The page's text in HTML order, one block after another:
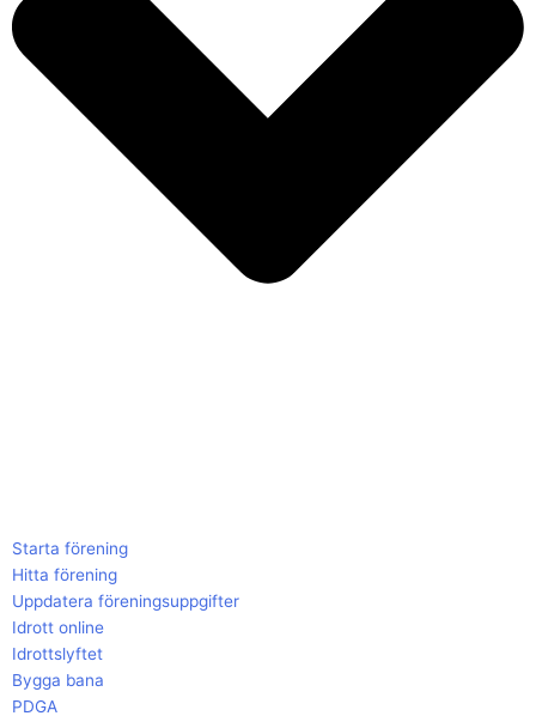
Starta förening
Hitta förening
Uppdatera föreningsuppgifter
Idrott online
Idrottslyftet
Bygga bana
PDGA